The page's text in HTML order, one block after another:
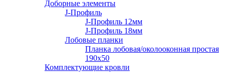
Доборные элементы
J-Профиль
J-Профиль 12мм
J-Профиль 18мм
Лобовые планки
Планка лобовая/околооконная простая
190х50
Комплектующие кровли